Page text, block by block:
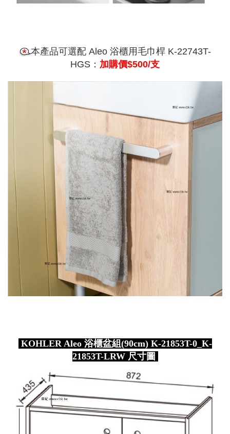
本產品可選配 Aleo 浴櫃用毛巾桿 K-22743T-
HGS： 加購價$500/支
KOHLER Aleo 浴櫃盆組(90cm) K-21853T-0_K-
21853T-LRW 尺寸圖